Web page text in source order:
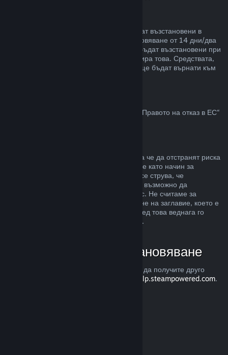
Неупотребените подаръци могат да бъдат възстановени в
рамките на стандартния срок за възстановяване от 14 дни/два
часа. Употребените подаръци могат да бъдат възстановени при
същите условия, ако получателят инициира това. Средствата,
използвани за закупуване на подаръка, ще бъдат върнати към
За обяснение относно това как действа „Правото на отказ в ЕС“
Възстановявания са предназначени, така че да отстранят риска
от закупуването на заглавия в Steam, а не като начин за
придобиване на безплатни игри. Ако ни се струва, че
злоупотребявате с възстановяванията, е възможно да
преустановим тяхното предлагане за Вас. Не считаме за
злоупотреба, ако изискате възстановяване на заглавие, което е
закупено точно преди разпродажба, а след това веднага го
закупите повторно при намалената цена.
Как да изискате възстановяване
Можете да изискате възстановяване или да получите друго
help.steampowered.com.